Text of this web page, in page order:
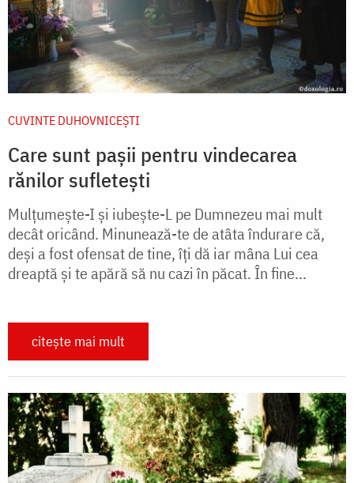
CUVINTE DUHOVNICEȘTI
Care sunt pașii pentru vindecarea
rănilor sufletești
Mulțumește-I și iubește-L pe Dumnezeu mai mult
decât oricând. Minunează-te de atâta îndurare că,
deși a fost ofensat de tine, îți dă iar mâna Lui cea
dreaptă şi te apără să nu cazi în păcat. În fine...
citește mai mult